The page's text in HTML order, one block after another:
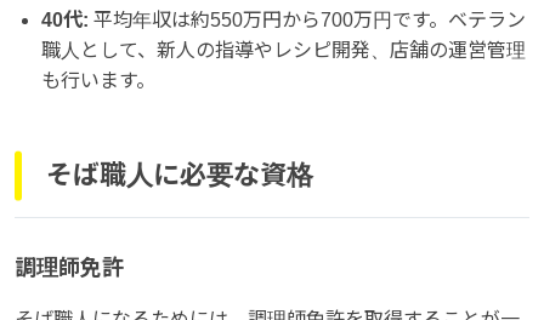
40代: 平均年収は約550万円から700万円です。ベテラン
職人として、新人の指導やレシピ開発、店舗の運営管理
も行います。
そば職人に必要な資格
調理師免許